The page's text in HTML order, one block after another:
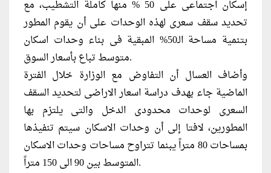
إسكان اجتماعى على 50 % منها كاملة التشطيب، مع
تحديد سقف سعرى لهذه الوحدات على أن يقوم المطور
بتنمية مساحة الـ50% المبقية فى بناء وحدات اسكان
متوسط تباع بأسعار السوق.
وأضاف العسال أن التفاوض مع الوزارة خلال الفترة
الماضية جاء بهدف دراسة اسعار الاراضى لتحديد السقف
السعرى لوحدات محدودى الدخل والتى يلتزم بها
المطورين، لافتا إلى أن وحدات الاسكان سيتم تنفيذها
بمساحات 80 متراً يبنما تتراوح مساحات وحدات الاسكان
المتوسط بين 90 الى 150 متراً.